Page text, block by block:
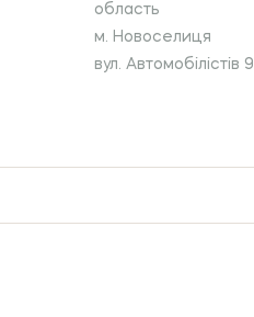
область
м. Новоселиця
вул. Автомобілістів 9